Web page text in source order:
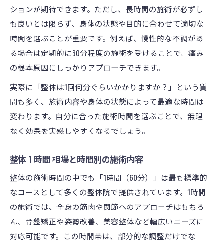
ションが期待できます。ただし、長時間の施術が必ずし
も良いとは限らず、身体の状態や目的に合わせて適切な
時間を選ぶことが重要です。例えば、慢性的な不調があ
る場合は定期的に60分程度の施術を受けることで、痛み
の根本原因にしっかりアプローチできます。
実際に「整体は1回何分ぐらいかかりますか？」という質
問も多く、施術内容や身体の状態によって最適な時間は
変わります。自分に合った施術時間を選ぶことで、無理
なく効果を実感しやすくなるでしょう。
整体 1 時間 相場と時間別の施術内容
整体の施術時間の中でも「1時間（60分）」は最も標準的
なコースとして多くの整体院で提供されています。1時間
の施術では、全身の筋肉や関節へのアプローチはもちろ
ん、骨盤矯正や姿勢改善、美容整体など幅広いニーズに
対応可能です。この時間帯は、部分的な調整だけでな